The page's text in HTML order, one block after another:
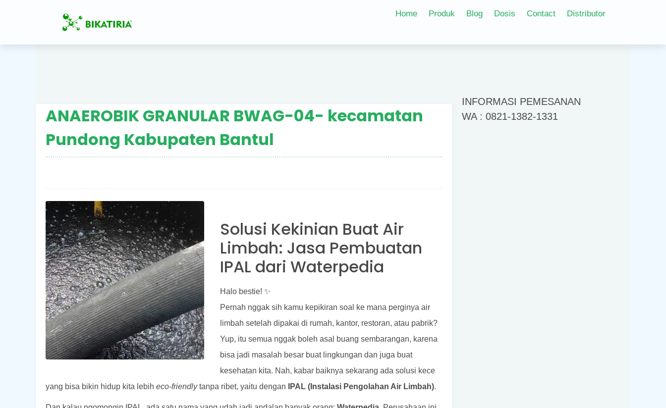
Home Produk Blog Dosis Contact Distributor
ANAEROBIK GRANULAR BWAG-04- kecamatan
Pundong Kabupaten Bantul
Solusi Kekinian Buat Air
Limbah: Jasa Pembuatan
IPAL dari Waterpedia
Halo bestie! ✨
Pernah nggak sih kamu kepikiran soal ke mana perginya air
limbah setelah dipakai di rumah, kantor, restoran, atau pabrik?
Yup, itu semua nggak boleh asal buang sembarangan, karena
bisa jadi masalah besar buat lingkungan dan juga buat
kesehatan kita. Nah, kabar baiknya sekarang ada solusi kece
yang bisa bikin hidup kita lebih eco-friendlytanpa ribet, yaitu dengan IPAL (Instalasi Pengolahan Air Limbah).
INFORMASI PEMESANAN
WA : 0821-1382-1331